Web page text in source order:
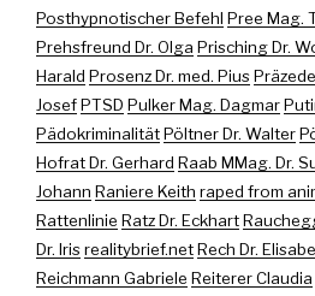
Posthypnotischer Befehl Pree Mag.
Prehsfreund Dr. Olga Prisching Dr.
Harald Prosenz Dr. med. Pius
JosefPTSD Pulker Mag. Dagmar
PädokriminalitätPöltner Dr. Walter
Hofrat Dr. Gerhard Raab MMag. Dr.
Johann Raniere Keith raped from
Rattenlinie Ratz Dr. Eckhart
Dr. Irisrealitybrief.netRech Dr.
Reichmann Gabriele Reiterer Claudia